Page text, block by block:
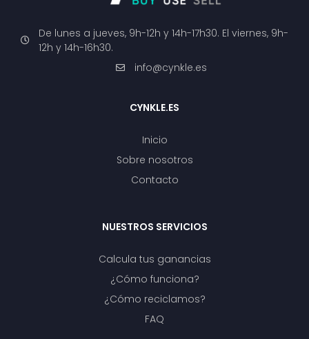
De lunes a jueves, 9h-12h y 14h-17h30. El viernes, 9h-
12h y 14h-16h30.
info@cynkle.es
CYNKLE.ES
Inicio
Sobre nosotros
Contacto
NUESTROS SERVICIOS
Calcula tus ganancias
¿Cómo funciona?
¿Cómo reciclamos?
FAQ